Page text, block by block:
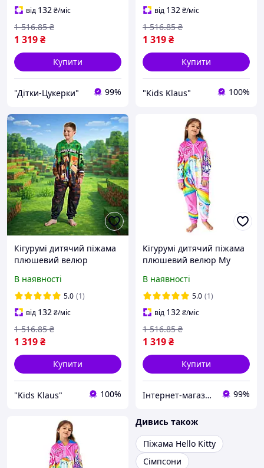
від 132₴/міс
1 319₴
1 516.85 ₴
Купити
"Дітки-Цукерки" 99%
від 132₴/міс
1 319₴
1 516.85 ₴
Купити
"Kids Klaus" 100%
Кігурумі дитячий піжама
плюшевий велюр
зріст 128 см
В наявності
5.0 (1)
від 132₴/міс
1 319₴
1 516.85 ₴
Купити
"Kids Klaus" 100%
Кігурумі дитячий піжама
плюшевий велюр My
В наявності
5.0 (1)
від 132₴/міс
1 319₴
1 516.85 ₴
Купити
Інтернет-магазин «Світ іграшок» 99%
Дивись також
Піжама Hello Kitty
Сімпсони